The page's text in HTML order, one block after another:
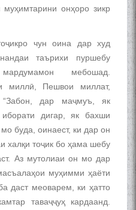
онҳоро зикр
чун оина дар худ
таърихи пуршебу
мебошад.
миллӣ, Пешвои миллат,
“Забон, дар маҷмуъ, як
дигар, як бахши
буда, оинаест, ки дар он
халқи тоҷик бо ҳама шебу
Аз мутолиаи он мо дар
муҳимми ҳаёти
даст меоварем, ки ҳатто
таваҷҷуҳ кардаанд.